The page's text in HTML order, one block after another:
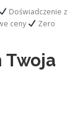
Doświadczenie z
ceny
Zero
Twoja